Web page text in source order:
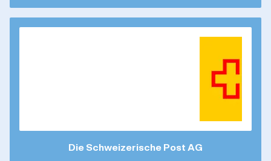
Die Schweizerische Post AG